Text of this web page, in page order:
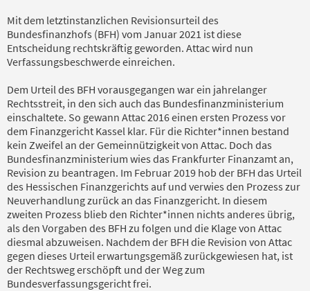
Mit dem letztinstanzlichen Revisionsurteil des
Bundesfinanzhofs (BFH) vom Januar 2021 ist diese
Entscheidung rechtskräftig geworden. Attac wird nun
Verfassungsbeschwerde einreichen.
Dem Urteil des BFH vorausgegangen war ein jahrelanger
Rechtsstreit, in den sich auch das Bundesfinanzministerium
einschaltete. So gewann Attac 2016 einen ersten Prozess vor
dem Finanzgericht Kassel klar. Für die Richter*innen bestand
kein Zweifel an der Gemeinnützigkeit von Attac. Doch das
Bundesfinanzministerium wies das Frankfurter Finanzamt an,
Revision zu beantragen. Im Februar 2019 hob der BFH das Urteil
des Hessischen Finanzgerichts auf und verwies den Prozess zur
Neuverhandlung zurück an das Finanzgericht. In diesem
zweiten Prozess blieb den Richter*innen nichts anderes übrig,
als den Vorgaben des BFH zu folgen und die Klage von Attac
diesmal abzuweisen. Nachdem der BFH die Revision von Attac
gegen dieses Urteil erwartungsgemäß zurückgewiesen hat, ist
der Rechtsweg erschöpft und der Weg zum
Bundesverfassungsgericht frei.